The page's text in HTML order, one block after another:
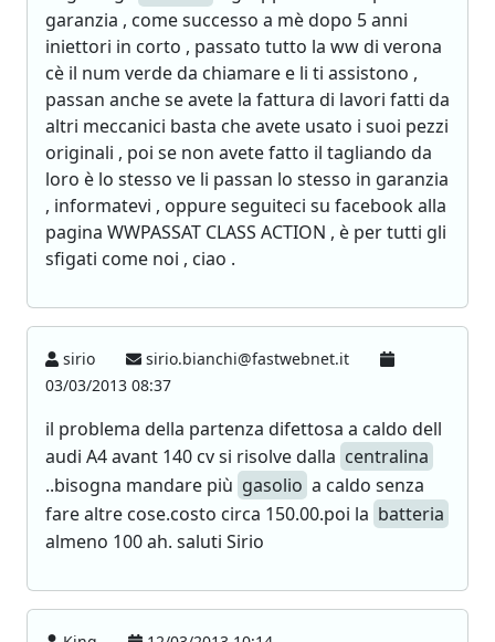
garanzia , come successo a mè dopo 5 anni
iniettori in corto , passato tutto la ww di verona
cè il num verde da chiamare e li ti assistono ,
passan anche se avete la fattura di lavori fatti da
altri meccanici basta che avete usato i suoi pezzi
originali , poi se non avete fatto il tagliando da
loro è lo stesso ve li passan lo stesso in garanzia
, informatevi , oppure seguiteci su facebook alla
pagina WWPASSAT CLASS ACTION , è per tutti gli
sfigati come noi , ciao .
sirio
sirio.bianchi@fastwebnet.it
03/03/2013 08:37
il problema della partenza difettosa a caldo dell
audi A4 avant 140 cv si risolve dalla centralina
..bisogna mandare più gasolio a caldo senza
fare altre cose.costo circa 150.00.poi la batteria
almeno 100 ah. saluti Sirio